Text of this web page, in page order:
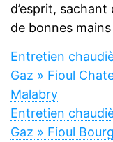
d’esprit,
de bonnes
Entretien
Gaz » Fioul
Malabry
Entretien
Gaz » Fioul